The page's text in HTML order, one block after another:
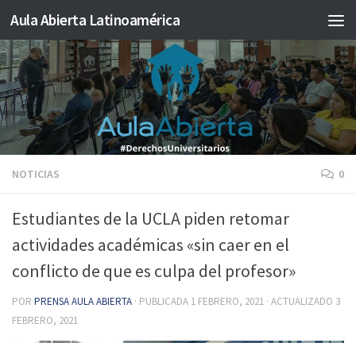
Saltar al contenido
Aula Abierta Latinoamérica
NOTICIAS 0
Estudiantes de la UCLA piden retomar
actividades académicas «sin caer en el
conflicto de que es culpa del profesor»
POR PRENSA AULA ABIERTA · PUBLICADA 1 FEBRERO, 2021 · ACTUALIZADO 3
FEBRERO, 2021